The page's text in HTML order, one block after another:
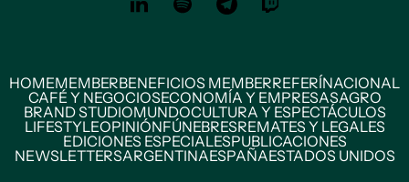
HOMEMEMBERBENEFICIOS MEMBERREFERÍNACIONAL
CAFÉ Y NEGOCIOSECONOMÍA Y EMPRESASAGRO
BRAND STUDIOMUNDOCULTURA Y ESPECTÁCULOS
LIFESTYLEOPINIÓNFÚNEBRESREMATES Y LEGALES
EDICIONES ESPECIALESPUBLICACIONES
NEWSLETTERSARGENTINAESPAÑAESTADOS UNIDOS